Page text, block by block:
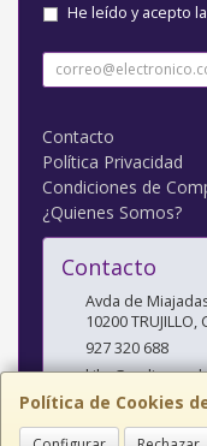
Política de Cookies
He leído y acepto la
Contacto
Política Privacidad
Condiciones de
¿Quienes Somos?
Contacto
Avda de
10200TRUJILLO,
927 320 688